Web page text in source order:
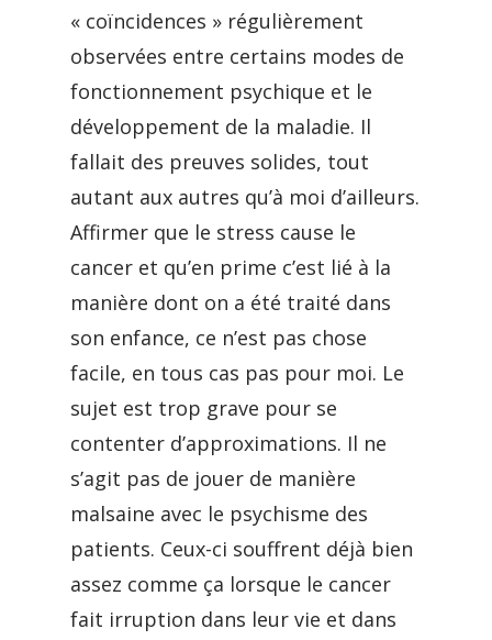
« coïncidences » régulièrement
observées entre certains modes de
fonctionnement psychique et le
développement de la maladie. Il
fallait des preuves solides, tout
autant aux autres qu’à moi d’ailleurs.
Affirmer que le stress cause le
cancer et qu’en prime c’est lié à la
manière dont on a été traité dans
son enfance, ce n’est pas chose
facile, en tous cas pas pour moi. Le
sujet est trop grave pour se
contenter d’approximations. Il ne
s’agit pas de jouer de manière
malsaine avec le psychisme des
patients. Ceux-ci souffrent déjà bien
assez comme ça lorsque le cancer
fait irruption dans leur vie et dans